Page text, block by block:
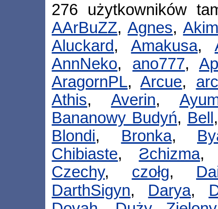
276 użytkowników
AArBuZZ,Agnes,
Aluckard,Amakusa,
AnnNeko, ano777,
AragornPL,Arcue,
Athis, Averin,
Bananowy Budyń, Bell
Blondi, Bronka,
Chibiaste, Ƨchizma
Czechy, czołg,
DarthSigyn, Darya,